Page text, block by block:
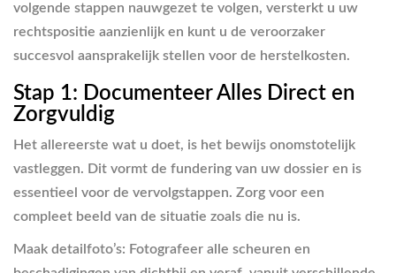
volgende stappen nauwgezet te volgen, versterkt u uw
rechtspositie aanzienlijk en kunt u de veroorzaker
succesvol aansprakelijk stellen voor de herstelkosten.
Stap 1: Documenteer Alles Direct en
Zorgvuldig
Het allereerste wat u doet, is het bewijs onomstotelijk
vastleggen. Dit vormt de fundering van uw dossier en is
essentieel voor de vervolgstappen. Zorg voor een
compleet beeld van de situatie zoals die nu is.
Maak detailfoto’s: Fotografeer alle scheuren en